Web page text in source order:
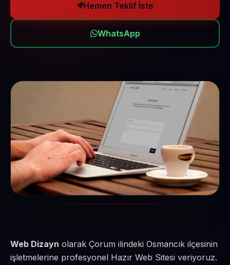
Hemen Teklif İste
WhatsApp
Web Dizayn olarak Çorum ilindeki Osmancık ilçesinin
işletmelerine profesyonel Hazır Web Sitesi veriyoruz.